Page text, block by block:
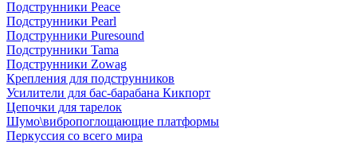
Подструнники Peace
Подструнники Pearl
Подструнники Puresound
Подструнники Tama
Подструнники Zowag
Крепления для подструнников
Усилители для бас-барабана Кикпорт
Цепочки для тарелок
Шумо\вибропоглощающие платформы
Перкуссия со всего мира